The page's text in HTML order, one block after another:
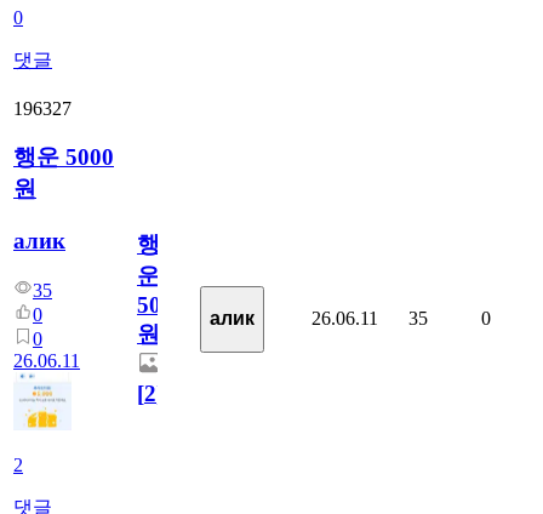
0
댓글
196327
행운 5000
원
алик
35
0
0
26.06.11
2
댓글
행
운
5000
원
[2]
алик 26.06.11 35 0